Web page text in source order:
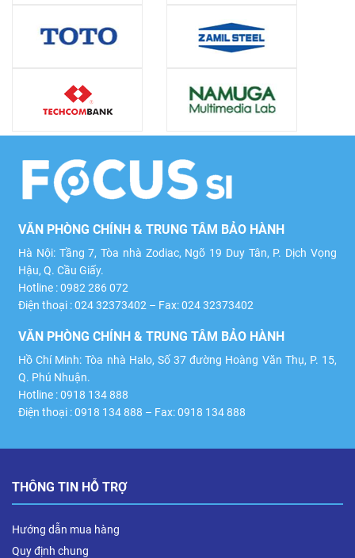
VĂN PHÒNG CHÍNH & TRUNG TÂM BẢO HÀNH
Hà Nội: Tầng 7, Tòa nhà Zodiac, Ngõ 19 Duy Tân, P. Dịch Vọng
Hậu, Q. Cầu Giấy.
Hotline : 0982 286 072
Điện thoại : 024 32373402 – Fax: 024 32373402
VĂN PHÒNG CHÍNH & TRUNG TÂM BẢO HÀNH
Hồ Chí Minh: Tòa nhà Halo, Số 37 đường Hoàng Văn Thụ, P. 15,
Q. Phú Nhuận.
Hotline : 0918 134 888
Điện thoại : 0918 134 888 – Fax: 0918 134 888
THÔNG TIN HỖ TRỢ
Hướng dẫn mua hàng
Quy định chung